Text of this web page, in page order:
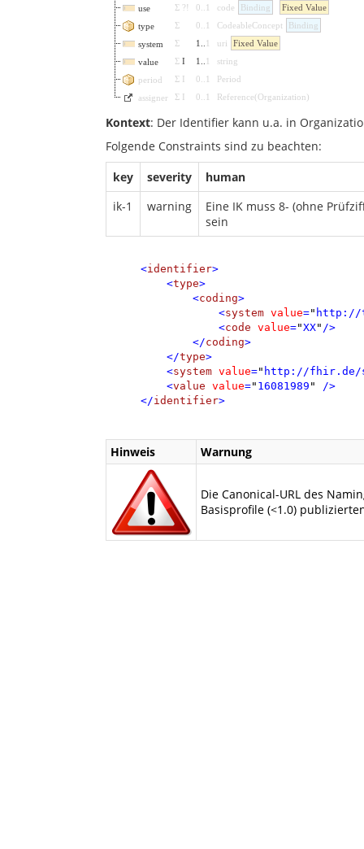
use
Σ ?! 0 1 code Binding
Fixed Value
type
Σ 0 1 CodeableConcept
Binding
system
Σ 1 1 uri
Fixed Value
value
Σ I 1 1
string
period
Σ I 0 1
Period
assigner
Σ I 0 1 Reference( Organization)
Kontext: Der Identifier kann u.a. in
Folgende Constraints sind zu beachten:
key
severity
human
ik-1
warning
Eine IK muss 8- (ohne
sein
<identifier>
<type>
<coding>
<system value=" http://
<code value="XX" />
</coding>
</type>
<system value=" http://fhir.de/
<value value=" 16081989 "
/>
</identifier>
Hinweis Warnung
Die Canonical-URL des
Basisprofile (<1.0)